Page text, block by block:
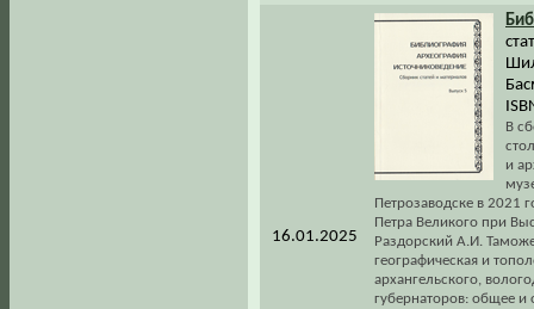
16.01.2025
В
и
Петрозаводске в 2021
Петра Великого при
Раздорский А.И.
географическая и
архангельского,
губернаторов: общее и